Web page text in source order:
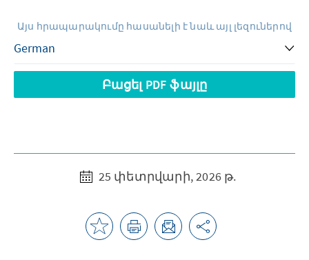
Այս հրապարակումը հասանելի է նաև այլ լեզուներով
Բացել PDF ֆայլը
25 փետրվարի, 2026 թ.